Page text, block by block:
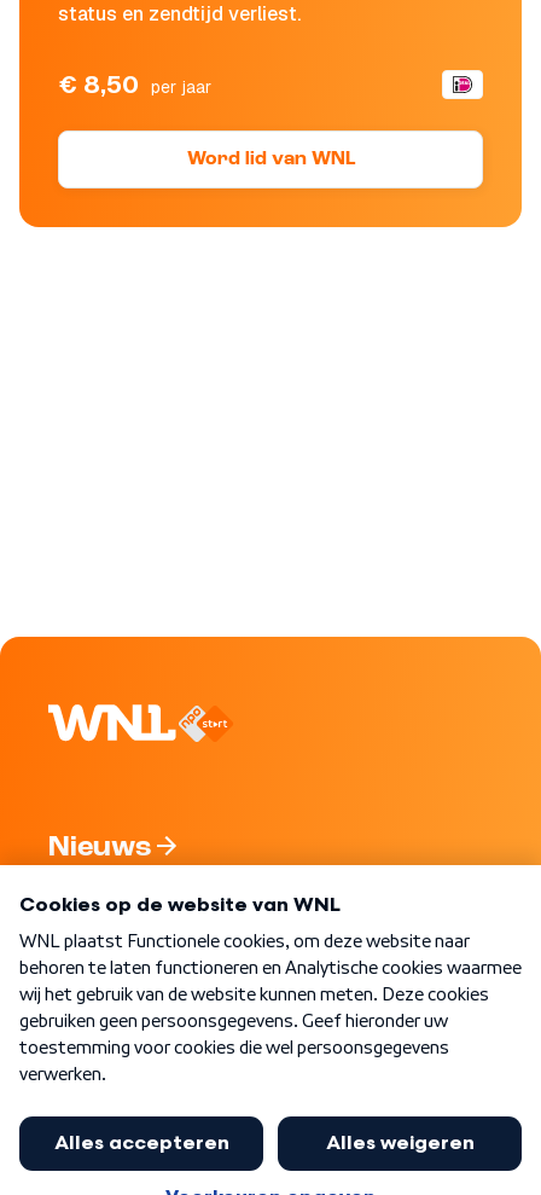
status en zendtijd verliest.
€ 8,50 per jaar
Word lid van WNL
Nieuws
Nieuwsbrief
Word Lid